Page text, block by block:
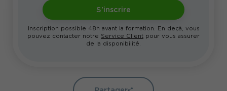
S'inscrire
Inscription possible 48h avant la formation. En deçà, vous
pouvez contacter notre Service Client pour vous assurer
de la disponibilité.